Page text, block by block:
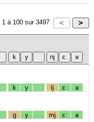
1 à 100 sur 3497
k y lj ɛː ʁ
g y mj ɛː ʁ